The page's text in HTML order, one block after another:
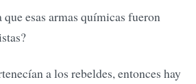
que esas armas químicas fueron
a los rebeldes, entonces hay